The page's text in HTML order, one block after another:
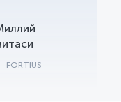
FORTIUS